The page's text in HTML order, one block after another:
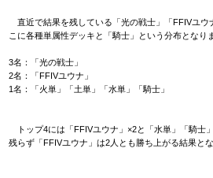
直近で結果を残している「光の戦士」「FFIVユウ
こに各種単属性デッキと「騎士」という分布となり
3名：「光の戦士」
2名：「FFIVユウナ」
1名：「火単」「土単」「水単」「騎士」
トップ4には「FFIVユウナ」×2と「水単」「騎士
残らず「FFIVユウナ」は2人とも勝ち上がる結果とな